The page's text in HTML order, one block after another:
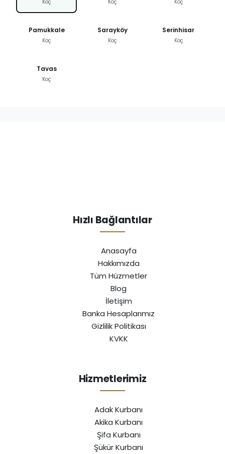
Koç Koç Koç
Pamukkale
Koç
Sarayköy
Koç
Serinhisar
Koç
Tavas
Koç
Hızlı Bağlantılar
Anasayfa
Hakkımızda
Tüm Hüzmetler
Blog
İletişim
Banka Hesaplarımız
Gizlilik Politikası
KVKK
Hizmetlerimiz
Adak Kurbanı
Akika Kurbanı
Şifa Kurbanı
Şükür Kurbanı